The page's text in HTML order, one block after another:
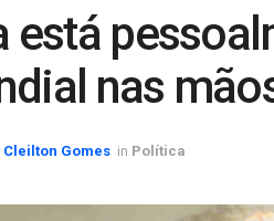
está
nas
Cleilton Gomes in Política